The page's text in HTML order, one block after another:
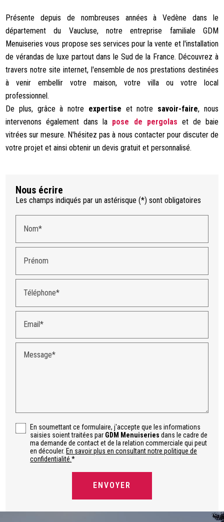
Présente depuis de nombreuses années à Vedène dans le
département du Vaucluse, notre entreprise familiale GDM
Menuiseries vous propose ses services pour la vente et l'installation
de vérandas de luxe partout dans le Sud de la France. Découvrez à
travers notre site internet, l'ensemble de nos prestations destinées
à venir embellir votre maison, votre villa ou votre local
professionnel.
De plus, grâce à notre expertise et notre savoir-faire, nous
intervenons également dans la pose de pergolas et de baie
vitrées sur mesure. N'hésitez pas à nous contacter pour discuter de
votre projet et ainsi obtenir un devis gratuit et personnalisé.
Nous écrire
Les champs indiqués par un astérisque (*) sont obligatoires
Nom*
Prénom
Téléphone*
Email*
Message*
En soumettant ce formulaire, j'accepte que les informations
saisies soient traitées par GDM Menuiseries dans le cadre de
ma demande de contact et de la relation commerciale qui peut
en découler. En savoir plus en consultant notre politique de
confidentialité.*